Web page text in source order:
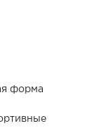
форма